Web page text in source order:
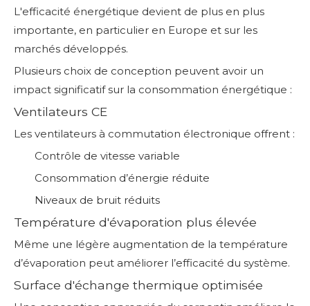
L'efficacité énergétique devient de plus en plus
importante, en particulier en Europe et sur les
marchés développés.
Plusieurs choix de conception peuvent avoir un
impact significatif sur la consommation énergétique :
Ventilateurs CE
Les ventilateurs à commutation électronique offrent :
Contrôle de vitesse variable
Consommation d’énergie réduite
Niveaux de bruit réduits
Température d'évaporation plus élevée
Même une légère augmentation de la température
d’évaporation peut améliorer l’efficacité du système.
Surface d'échange thermique optimisée